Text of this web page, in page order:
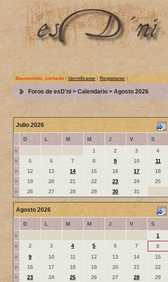
Bienvenido, invitado( Identificarse | Registrarse )
Foros de esD'ni> Calendario> Agosto 2026
Julio 2026
D L M M J V
S
»
1 2 3
4
»
5 6 7 8 9 10
11
»
12 13 14 15 16 17
18
»
19 20 21 22 23 24
25
»
26 27 28 29 30 31
Agosto 2026
D L M M J V
S
»
1
»
2 3 4 5 6 7
8
»
9 10 11 12 13 14
15
»
16 17 18 19 20 21
22
»
23 24 25 26 27 28
29